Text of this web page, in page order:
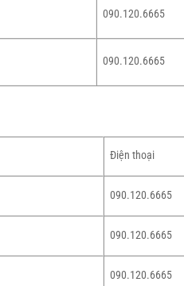
090.120.6665
090.120.6665
Điện thoại
090.120.6665
090.120.6665
090.120.6665